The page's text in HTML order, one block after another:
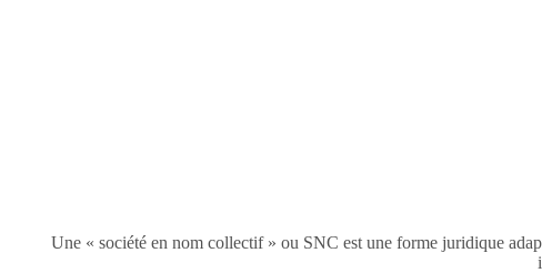
Une « société en nom collectif » ou SNC est une forme juridique